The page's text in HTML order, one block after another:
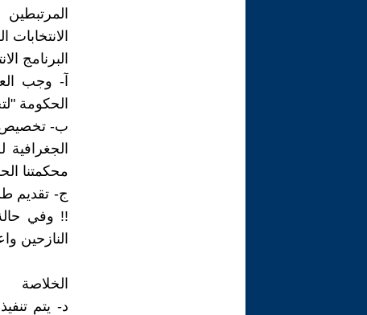
الانتخابات
البرنامج
آ- وجب
الحكومة "لتخصيص 10 سنت عن كل برميل
ب- تخصيص
محكمتنا
!! وفي
النازحين
الخلاصة
د- يتم